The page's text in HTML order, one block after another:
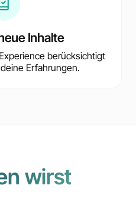
Inhalte
berücksichtigt
Erfahrungen.
wirst